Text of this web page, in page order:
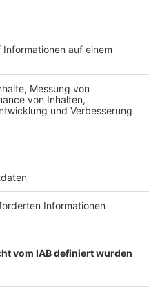
habe er nicht gewusst,
habe er dann schnell
wäre wahrscheinlich
Wagner.
hatten Arbeiter in
Jahr war auch in
aus einer Baugrube